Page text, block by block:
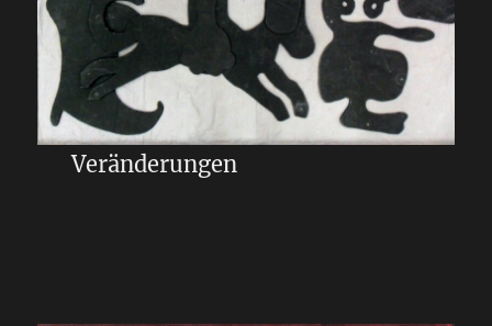
Veränderungen